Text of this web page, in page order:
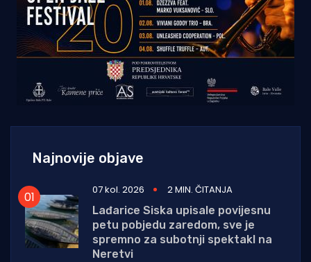
Najnovije objave
07 kol. 2026
2 MIN. ČITANJA
Lađarice Siska upisale povijesnu
petu pobjedu zaredom, sve je
spremno za subotnji spektakl na
Neretvi